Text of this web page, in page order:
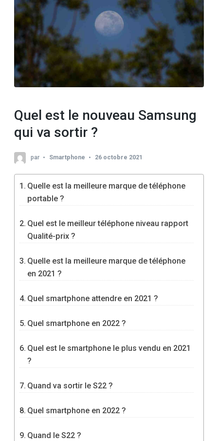
Quel est le nouveau Samsung
qui va sortir ?
par Smartphone 26 octobre 2021
Quelle est la meilleure marque de téléphone
portable ?
Quel est le meilleur téléphone niveau rapport
Qualité-prix ?
Quelle est la meilleure marque de téléphone
en 2021 ?
Quel smartphone attendre en 2021 ?
Quel smartphone en 2022 ?
Quel est le smartphone le plus vendu en 2021
?
Quand va sortir le S22 ?
Quel smartphone en 2022 ?
Quand le S22 ?